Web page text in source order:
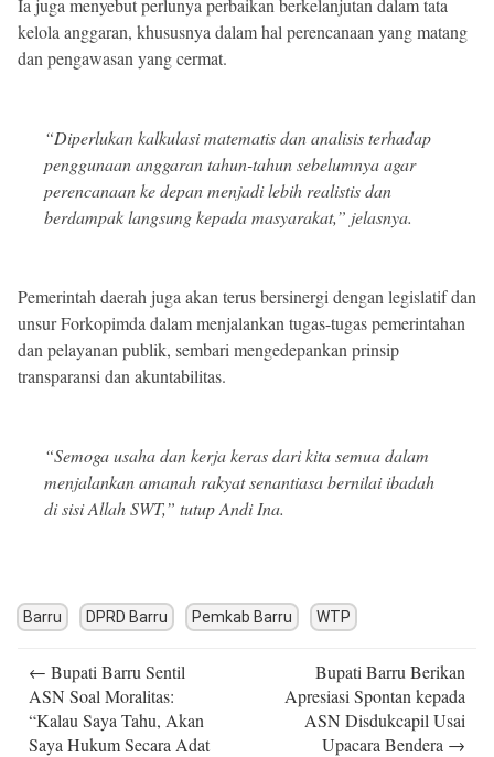
Ia juga menyebut perlunya perbaikan berkelanjutan dalam tata
kelola anggaran, khususnya dalam hal perencanaan yang matang
dan pengawasan yang cermat.
“Diperlukan kalkulasi matematis dan analisis terhadap
penggunaan anggaran tahun-tahun sebelumnya agar
perencanaan ke depan menjadi lebih realistis dan
berdampak langsung kepada masyarakat,” jelasnya.
Pemerintah daerah juga akan terus bersinergi dengan legislatif dan
unsur Forkopimda dalam menjalankan tugas-tugas pemerintahan
dan pelayanan publik, sembari mengedepankan prinsip
transparansi dan akuntabilitas.
“Semoga usaha dan kerja keras dari kita semua dalam
menjalankan amanah rakyat senantiasa bernilai ibadah
di sisi Allah SWT,” tutup Andi Ina.
Barru DPRD Barru Pemkab Barru WTP
navigation
← Bupati Barru Sentil
ASN Soal Moralitas:
“Kalau Saya Tahu, Akan
Saya Hukum Secara Adat
Bupati Barru Berikan
Apresiasi Spontan kepada
ASN Disdukcapil Usai
Upacara Bendera →